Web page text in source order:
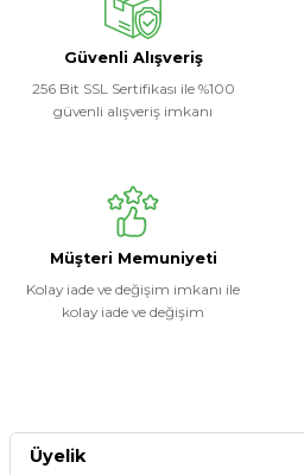
Güvenli Alışveriş
256 Bit SSL Sertifikası ile %100
güvenli alışveriş imkanı
Müşteri Memuniyeti
Kolay iade ve değişim imkanı ile
kolay iade ve değişim
Üyelik